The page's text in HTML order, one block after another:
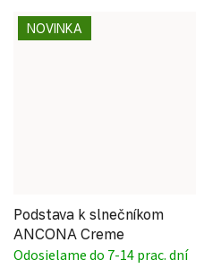
NOVINKA
Podstava k slnečníkom
ANCONA Creme
Odosielame do 7-14 prac. dní